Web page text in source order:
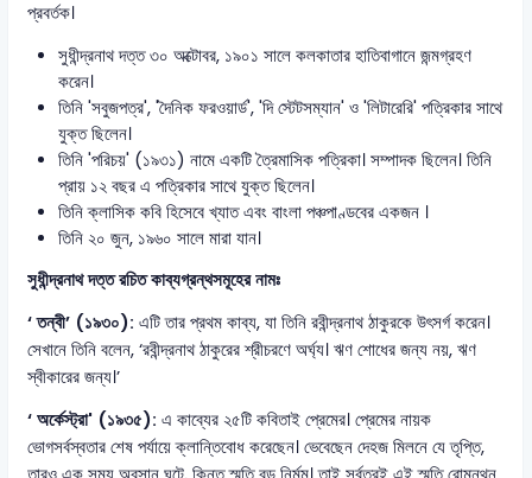
প্রবর্তক।
সুধীন্দ্রনাথ দত্ত ৩০ অক্টোবর, ১৯০১ সালে কলকাতার হাতিবাগানে জন্মগ্রহণ
করেন।
তিনি 'সবুজপত্র', 'দৈনিক ফরওয়ার্ড', 'দি স্টেটসম্যান' ও 'লিটারেরি' পত্রিকার সাথে
যুক্ত ছিলেন।
তিনি 'পরিচয়' (১৯৩১) নামে একটি ত্রৈমাসিক পত্রিকা। সম্পাদক ছিলেন। তিনি
প্রায় ১২ বছর এ পত্রিকার সাথে যুক্ত ছিলেন।
তিনি ক্লাসিক কবি হিসেবে খ্যাত এবং বাংলা পঞ্চপাণ্ডবের একজন ।
তিনি ২০ জুন, ১৯৬০ সালে মারা যান।
সুধীন্দ্রনাথ দত্ত রচিত কাব্যগ্রন্থসমূহের নামঃ
‘ তন্বী’ (১৯৩০):এটি তার প্রথম কাব্য, যা তিনি রবীন্দ্রনাথ ঠাকুরকে উৎসর্গ করেন।
সেখানে তিনি বলেন, ‘রবীন্দ্রনাথ ঠাকুরের শ্রীচরণে অর্ঘ্য। ঋণ শোধের জন্য নয়, ঋণ
স্বীকারের জন্য।’
‘ অর্কেস্ট্রা' (১৯৩৫):এ কাব্যের ২৫টি কবিতাই প্রেমের। প্রেমের নায়ক
ভোগসর্বস্বতার শেষ পর্যায়ে ক্লান্তিবোধ করেছেন। ভেবেছেন দেহজ মিলনে যে তৃপ্তি,